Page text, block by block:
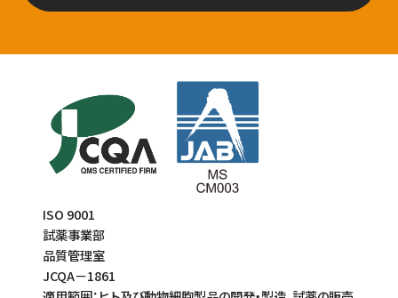
ISO 9001
試薬事業部
品質管理室
JCQA－1861